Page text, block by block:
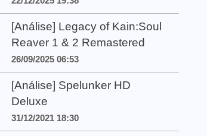
[Análise] Legacy of Kain:Soul
Reaver 1 & 2 Remastered
26/09/2025 06:53
[Análise] Spelunker HD
Deluxe
31/12/2021 18:30